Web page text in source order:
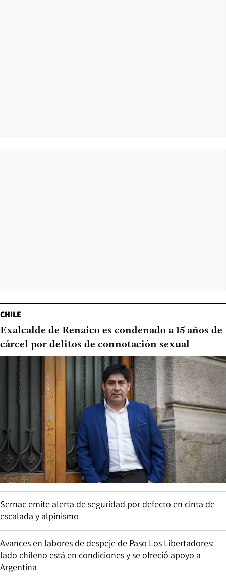
CHILE
Exalcalde de Renaico es condenado a 15 años de
cárcel por delitos de connotación sexual
Sernac emite alerta de seguridad por defecto en cinta de
escalada y alpinismo
Avances en labores de despeje de Paso Los Libertadores:
lado chileno está en condiciones y se ofreció apoyo a
Argentina